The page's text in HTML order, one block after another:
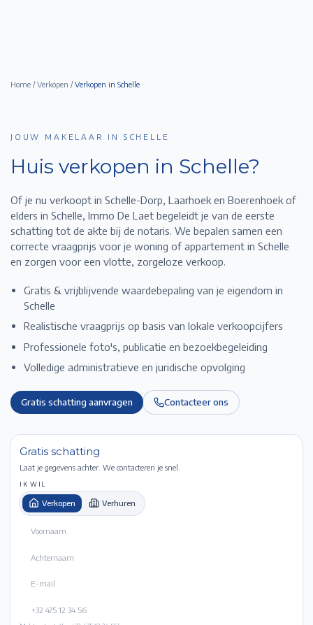
Home / Verkopen /Verkopen in Schelle
JOUW MAKELAAR IN SCHELLE
Huis verkopen in Schelle?
Of je nu verkoopt in Schelle-Dorp, Laarhoek en Boerenhoek of
elders in Schelle, Immo De Laet begeleidt je van de eerste
schatting tot de akte bij de notaris. We bepalen samen een
correcte vraagprijs voor je woning of appartement in Schelle
en zorgen voor een vlotte, zorgeloze verkoop.
Gratis & vrijblijvende waardebepaling van je eigendom in
Schelle
Realistische vraagprijs op basis van lokale verkoopcijfers
Professionele foto's, publicatie en bezoekbegeleiding
Volledige administratieve en juridische opvolging
Gratis schatting aanvragen Contacteer ons
Gratis schatting
Laat je gegevens achter. We contacteren je snel.
IK WIL
Verkopen Verhuren